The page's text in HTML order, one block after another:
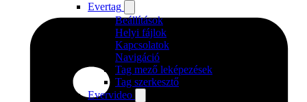
Evertag
Beállítások
Helyi fájlok
Kapcsolatok
Navigáció
Tag mező leképezések
Tag szerkesztő
Evervideo